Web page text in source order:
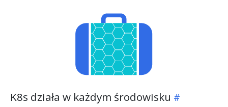
K8s działa w każdym środowisku